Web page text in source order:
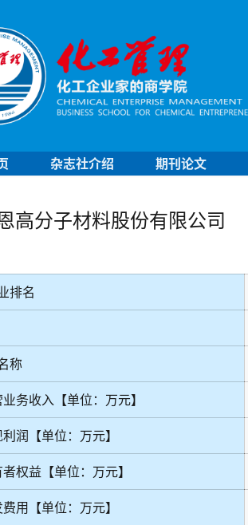
杂志社介绍 期刊论文
高分子材料股份有限公司
排名
称
务收入【单位：万元】
润【单位：万元】
权益【单位：万元】
用【单位：万元】